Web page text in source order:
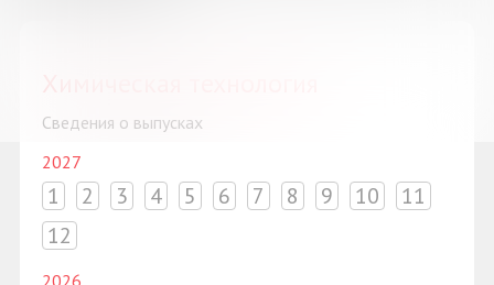
Сведения о выпусках
2027
1 2 3 4 5 6 7 8 9 10
11
12
2026